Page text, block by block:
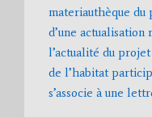
materiauthèque du
d’une
l’actualité du
de l’habitat
s’associe à une